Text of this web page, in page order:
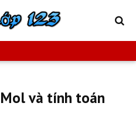
và tính toán